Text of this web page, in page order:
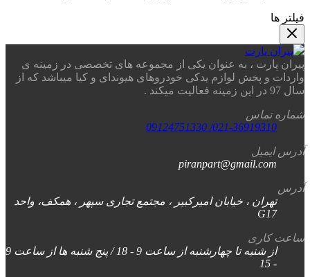
فیلتر ها
پیران پارت ، به عنوان یکی از مجموعه های تخصصی در زمینه ی
واردات و پخش لوازم یدکی خودروهای هیوندای و کیا میباشد که از
سال 97 در این زمینه فعالیت میکند .
شماره تماس
021-36919310/ 09124751330
آدرس ایمیل
piranpart@gmail.com
آدرس
تهران ، خیابان امیرکبیر ، مجتمع تجاری سپهر ، همکف، واحد
G17
ساعت کاری
از شنبه تا چهارشنبه از ساعت 9 - 18 / پنج شنبه ها از ساعت 9
- 15